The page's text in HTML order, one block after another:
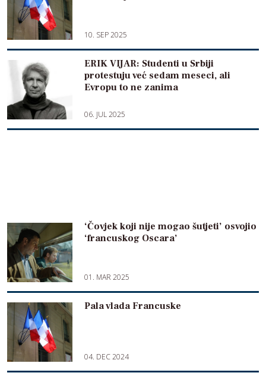
10. SEP 2025
ERIK VIJAR: Studenti u Srbiji
protestuju već sedam meseci, ali
Evropu to ne zanima
06. JUL 2025
‘Čovjek koji nije mogao šutjeti’ osvojio
‘francuskog Oscara’
01. MAR 2025
Pala vlada Francuske
04. DEC 2024